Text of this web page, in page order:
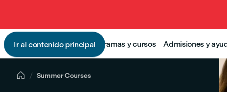
Ir al contenido principalProgramas y cursos Admisiones y
 Summer Courses